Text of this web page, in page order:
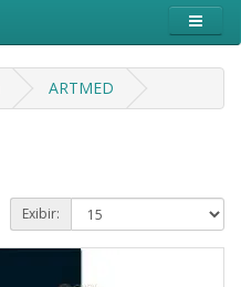
ARTMED
Exibir: